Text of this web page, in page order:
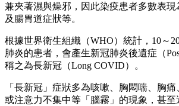
兼夾著濕與燥邪，因此染疫患者多數表
及腸胃道症狀等。
根據世界衛生組織（WHO）統計，10～
肺炎的患者，會產生新冠肺炎後遺症（
稱之為長新冠（Long COVID）。
「長新冠」症狀多為咳嗽、胸悶喘、胸
或注意力不集中等「腦霧」的現象，甚